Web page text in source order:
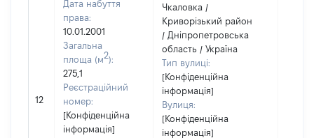
12
Дата набуття
права:
10.01.2001
Загальна
площа (м2):
275,1
Реєстраційний
номер:
[Конфіденційна
інформація]
Чкаловка /
Криворізький район
/ Дніпропетровська
область / Україна
Тип вулиці:
[Конфіденційна
інформація]
Вулиця:
[Конфіденційна
інформація]